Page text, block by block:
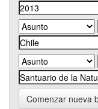
Comenzar nueva